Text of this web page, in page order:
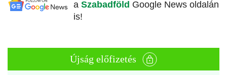
a Szabadföld Google News oldalán
is!
Újság előfizetés